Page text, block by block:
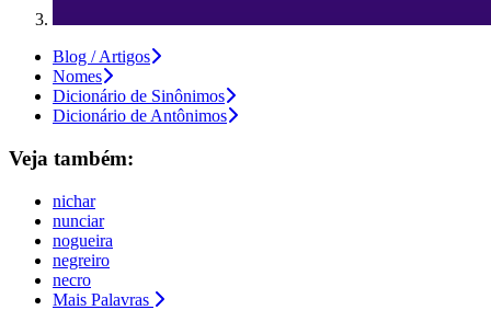
Blog / Artigos
Nomes
Dicionário de Sinônimos
Dicionário de Antônimos
Veja também:
nichar
nunciar
nogueira
negreiro
necro
Mais Palavras